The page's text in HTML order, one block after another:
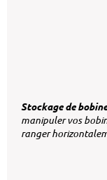
Stockage de
manipuler vos
ranger